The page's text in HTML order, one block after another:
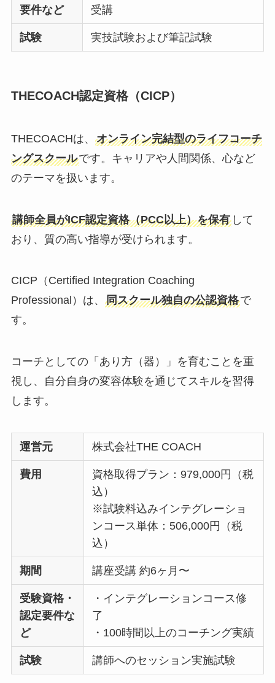
要件など
受講
試験 実技試験および筆記試験
THECOACH認定資格（CICP）
THECOACHは、 オンライン完結型のライフコーチ
ングスクールです。キャリアや人間関係、心など
のテーマを扱います。
講師全員がICF認定資格（PCC以上）を保有して
おり、質の高い指導が受けられます。
CICP（Certified Integration Coaching
Professional）は、 同スクール独自の公認資格で
す。
コーチとしての「あり方（器）」を育むことを重
視し、自分自身の変容体験を通じてスキルを習得
します。
運営元 株式会社THE COACH
費用
資格取得プラン：979,000円（税
込）
※試験料込みインテグレーショ
ンコース単体：506,000円（税
込）
期間 講座受講 約6ヶ月〜
受験資格・
認定要件な
ど
・インテグレーションコース修
了
・100時間以上のコーチング実績
試験 講師へのセッション実施試験